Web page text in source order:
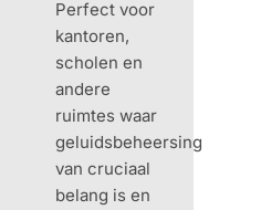
Perfect voor
kantoren,
scholen en
andere
ruimtes waar
geluidsbeheersing
van cruciaal
belang is en